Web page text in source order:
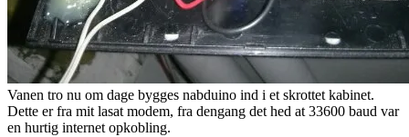
Vanen tro nu om dage bygges nabduino ind i et skrottet kabinet.
Dette er fra mit lasat modem, fra dengang det hed at 33600 baud var
en hurtig internet opkobling.